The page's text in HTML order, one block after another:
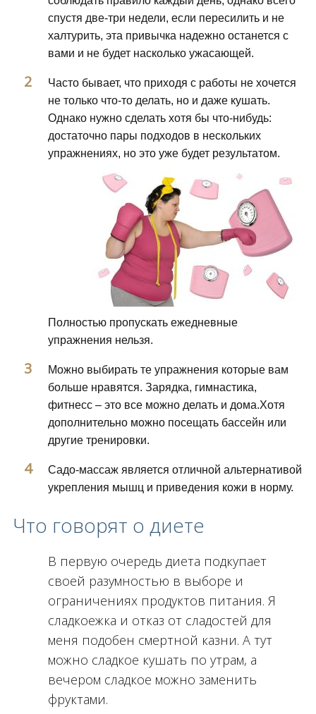
спустя две-три недели, если пересилить и не
халтурить, эта привычка надежно останется с
вами и не будет насколько ужасающей.
Часто бывает, что приходя с работы не хочется
не только что-то делать, но и даже кушать.
Однако нужно сделать хотя бы что-нибудь:
достаточно пары подходов в нескольких
упражнениях, но это уже будет результатом.
Полностью пропускать ежедневные
упражнения нельзя.
Можно выбирать те упражнения которые вам
больше нравятся. Зарядка, гимнастика,
фитнесс – это все можно делать и дома.Хотя
дополнительно можно посещать бассейн или
другие тренировки.
Садо-массаж является отличной альтернативой
укрепления мышц и приведения кожи в норму.
Что говорят о диете
В первую очередь диета подкупает
своей разумностью в выборе и
ограничениях продуктов питания. Я
сладкоежка и отказ от сладостей для
меня подобен смертной казни. А тут
можно сладкое кушать по утрам, а
вечером сладкое можно заменить
фруктами.